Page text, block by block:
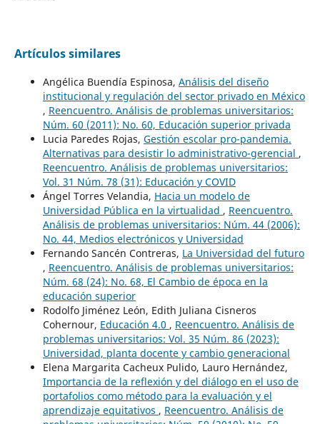
Artículos similares
Angélica Buendía Espinosa, Análisis del diseño
institucional y regulación del sector privado en México
, Reencuentro. Análisis de problemas universitarios:
Núm. 60 (2011): No. 60, Educación superior privada
Lucia Paredes Rojas, Gestión escolar pro-pandemia.
Alternativas para desistir lo administrativo-gerencial ,
Reencuentro. Análisis de problemas universitarios:
Vol. 31 Núm. 78 (31): Educación y COVID
Ángel Torres Velandia, Hacia un modelo de
Universidad Pública en la virtualidad , Reencuentro.
Análisis de problemas universitarios: Núm. 44 (2006):
No. 44, Medios electrónicos y Universidad
Fernando Sancén Contreras, La Universidad del futuro
, Reencuentro. Análisis de problemas universitarios:
Núm. 68 (24): No. 68, El Cambio de época en la
educación superior
Rodolfo Jiménez León, Edith Juliana Cisneros
Cohernour, Educación 4.0 , Reencuentro. Análisis de
problemas universitarios: Vol. 35 Núm. 86 (2023):
Universidad, planta docente y cambio generacional
Elena Margarita Cacheux Pulido, Lauro Hernández,
Importancia de la reflexión y del diálogo en el uso de
portafolios como método para la evaluación y el
aprendizaje equitativos , Reencuentro. Análisis de